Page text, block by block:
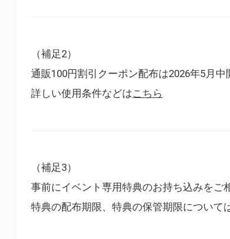
（補足2）
通販100円割引クーポン配布は2026年5月
詳しい使用条件などはこちら
（補足3）
事前にイベント専用特典のお持ち込みをご
特典の配布期限、特典の保管期限について